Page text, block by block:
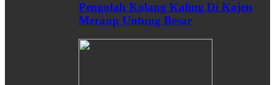
Pengolah Kolang Kaling Di Kajen
Meraup Untung Besar